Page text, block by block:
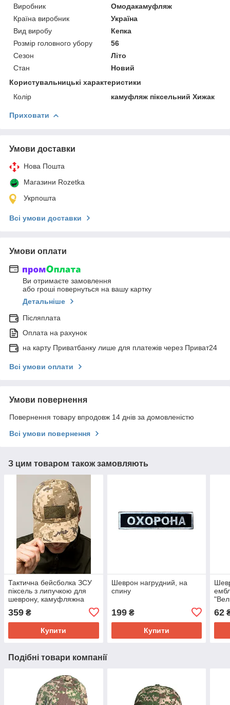
Виробник
Омодакамуфляж
Країна виробник
Україна
Вид виробу
Кепка
Розмір головного убору
56
Сезон
Літо
Стан
Новий
Користувальницькі характеристики
Колір
камуфляж піксельний Хижак
Приховати
Умови доставки
Нова Пошта
Магазини Rozetka
Укрпошта
Всі умови доставки
Умови оплати
Ви отримаєте замовлення
або гроші повернуться на вашу картку
Детальніше
Післяплата
Оплата на рахунок
на карту Приватбанку лише для платежів через Приват24
Всі умови оплати
Умови повернення
Повернення товару впродовж 14 днів за домовленістю
Всі умови повернення
З цим товаром також замовляють
Тактична бейсболка ЗСУ
піксель з липучкою для
шеврону, камуфляжна
регулятором розміру
359 ₴
Купити
Шеврон нагрудний, на
спину
199₴
Купити
62
Подібні товари компанії